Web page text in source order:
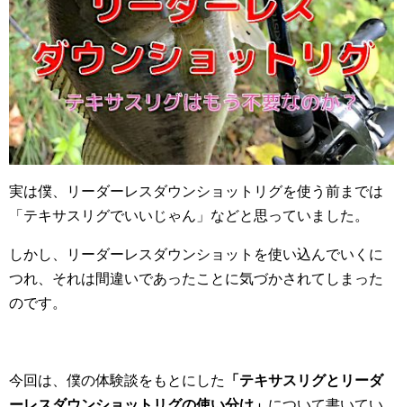
実は僕、リーダーレスダウンショットリグを使う前までは
「テキサスリグでいいじゃん」などと思っていました。
しかし、リーダーレスダウンショットを使い込んでいくに
つれ、それは間違いであったことに気づかされてしまった
のです。
今回は、僕の体験談をもとにした
「テキサスリグとリーダ